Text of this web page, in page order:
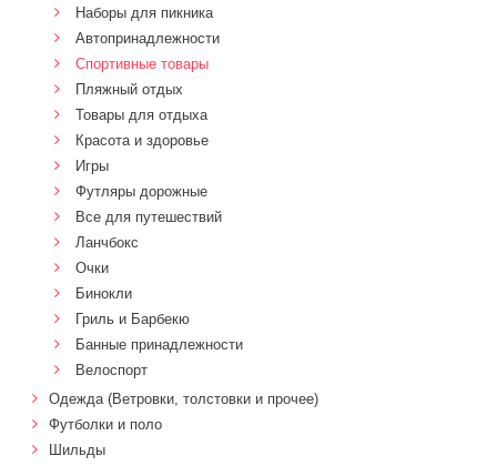
Наборы для пикника
Автопринадлежности
Спортивные товары
Пляжный отдых
Товары для отдыха
Красота и здоровье
Игры
Футляры дорожные
Все для путешествий
Ланчбокс
Очки
Бинокли
Гриль и Барбекю
Банные принадлежности
Велоспорт
Одежда (Ветровки, толстовки и прочее)
Футболки и поло
Шильды